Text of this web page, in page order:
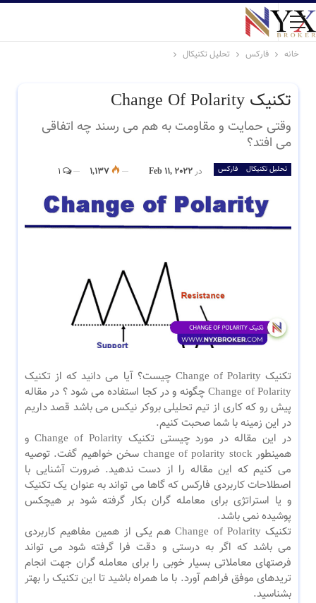
خانه فارکس تحلیل تکنیکال
تکنیک Change Of Polarity
وقتی حمایت و مقاومت به هم می رسند چه اتفاقی
می افتد؟
تحلیل تکنیکال فارکس در Feb 11, 2022
1,137
تکنیک Change of Polarity چیست؟ آیا می دانید که از تکنیک
Change of Polarity چگونه و در کجا استفاده می شود ؟ در مقاله
پیش رو که کاری از تیم تحلیلی بروکر نیکس می باشد قصد داریم
در این زمینه با شما صحبت کنیم.
در این مقاله در مورد چیستی تکنیک Change of Polarity و
همینطور change of polarity stock سخن خواهیم گفت. توصیه
می کنیم که این مقاله را از دست ندهید. ضرورت آشنایی با
اصطلاحات کاربردی فارکس که گاها می تواند به عنوان یک تکنیک
و یا استراتژی برای معامله گران بکار گرفته شود بر هیچکس
پوشیده نمی باشد.
تکنیک Change of Polarity هم یکی از همین مفاهیم کاربردی
می باشد که اگر به درستی و دقت فرا گرفته شود می تواند
فرصتهای معاملاتی بسیار خوبی را برای معامله گران جهت انجام
تریدهای موفق فراهم آورد. با ما همراه باشید تا این تکنیک را بهتر
بشناسید.